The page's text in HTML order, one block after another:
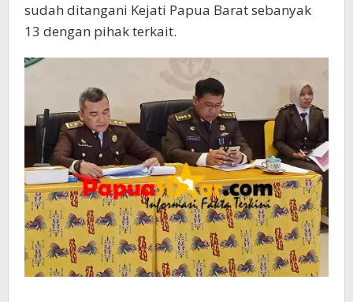
sudah ditangani Kejati Papua Barat sebanyak
13 dengan pihak terkait.